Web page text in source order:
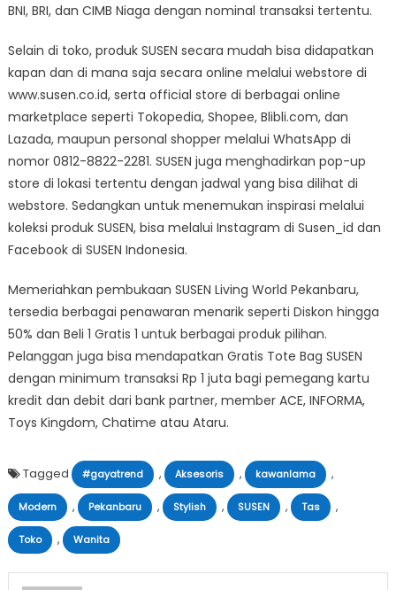
BNI, BRI, dan CIMB Niaga dengan nominal transaksi tertentu.
Selain di toko, produk SUSEN secara mudah bisa didapatkan
kapan dan di mana saja secara online melalui webstore di
www.susen.co.id, serta official store di berbagai online
marketplace seperti Tokopedia, Shopee, Blibli.com, dan
Lazada, maupun personal shopper melalui WhatsApp di
nomor 0812-8822-2281. SUSEN juga menghadirkan pop-up
store di lokasi tertentu dengan jadwal yang bisa dilihat di
webstore. Sedangkan untuk menemukan inspirasi melalui
koleksi produk SUSEN, bisa melalui Instagram di Susen_id dan
Facebook di SUSEN Indonesia.
Memeriahkan pembukaan SUSEN Living World Pekanbaru,
tersedia berbagai penawaran menarik seperti Diskon hingga
50% dan Beli 1 Gratis 1 untuk berbagai produk pilihan.
Pelanggan juga bisa mendapatkan Gratis Tote Bag SUSEN
dengan minimum transaksi Rp 1 juta bagi pemegang kartu
kredit dan debit dari bank partner, member ACE, INFORMA,
Toys Kingdom, Chatime atau Ataru.
Tagged #gayatrend , Aksesoris , kawanlama ,
Modern , Pekanbaru , Stylish , SUSEN , Tas ,
Toko , Wanita